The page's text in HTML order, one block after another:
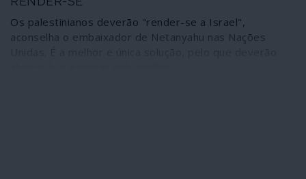
Os palestinianos deverão "render-se a Israel",
aconselha o embaixador de Netanyahu nas Nações